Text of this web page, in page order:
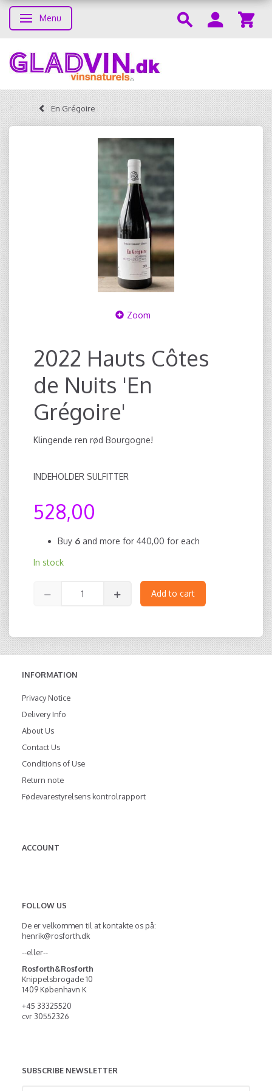
Toggle navigation
Menu
En Grégoire
Zoom
2022 Hauts Côtes
de Nuits 'En
Grégoire'
Klingende ren rød Bourgogne!
INDEHOLDER SULFITTER
528,00
Buy 6 and more for 440,00 for each
In stock
Add to cart
INFORMATION
Privacy Notice
Delivery Info
About Us
Contact Us
Conditions of Use
Return note
Fødevarestyrelsens kontrolrapport
ACCOUNT
FOLLOW US
De er velkommen til at kontakte os på:
henrik@rosforth.dk
--eller--
Rosforth&Rosforth
Knippelsbrogade 10
1409 København K
+45 33325520
cvr 30552326
SUBSCRIBE NEWSLETTER